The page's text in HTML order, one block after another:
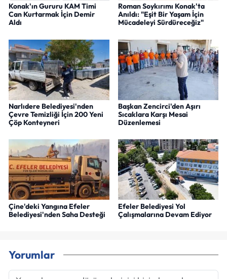
Konak'ın Gururu KAM Timi
Can Kurtarmak İçin Demir
Aldı
Roman Soykırımı Konak'ta
Anıldı: "Eşit Bir Yaşam İçin
Mücadeleyi Sürdüreceğiz"
Narlıdere Belediyesi'nden
Çevre Temizliği İçin 200 Yeni
Çöp Konteyneri
Başkan Zencirci'den Aşırı
Sıcaklara Karşı Mesai
Düzenlemesi
Çine'deki Yangına Efeler
Belediyesi'nden Saha Desteği
Efeler Belediyesi Yol
Çalışmalarına Devam Ediyor
Yorumlar